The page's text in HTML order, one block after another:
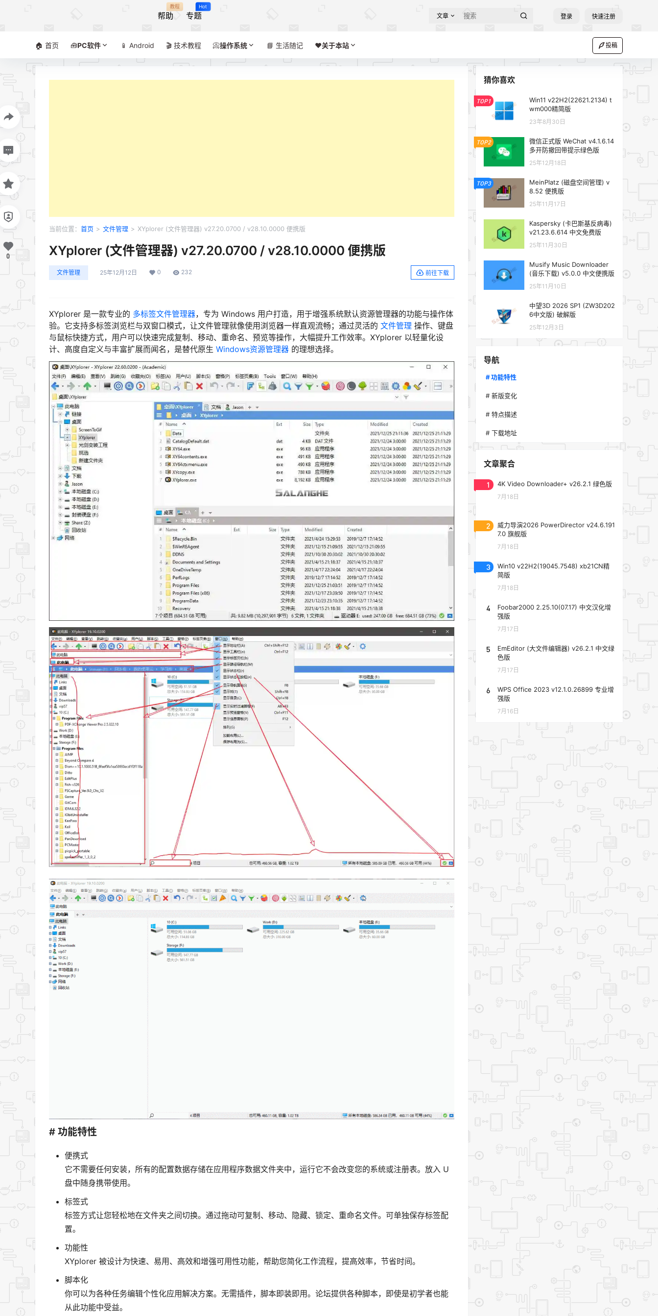
帮助
教程
专题
Hot
文章 登录 快速注册
🏠 首页 🧰PC软件 📱 Android 🎬 技术教程 📀操作系统 📘 生活随记 ❤️‍关于本站 投稿
当前位置： 首页 > 文件管理 > XYplorer (文件管理器) v27.20.0700 / v28.10.0000 便携版
XYplorer (文件管理器) v27.20.0700 / v28.10.0000 便携版
文件管理 25年12月12日 0 232 前往下载
XYplorer 是一款专业的 多标签文件管理器，专为 Windows 用户打造，用于增强系统默认资源管理器的功能与操作体
验。它支持多标签浏览栏与双窗口模式，让文件管理就像使用浏览器一样直观流畅；通过灵活的 文件管理 操作、键盘
与鼠标快捷方式，用户可以快速完成复制、移动、重命名、预览等操作，大幅提升工作效率。XYplorer 以轻量化设
计、高度自定义与丰富扩展而闻名，是替代原生 Windows资源管理器 的理想选择。
# 功能特性
便携式
它不需要任何安装，所有的配置数据存储在应用程序数据文件夹中，运行它不会改变您的系统或注册表。放入 U
盘中随身携带使用。
标签式
标签方式让您轻松地在文件夹之间切换。通过拖动可复制、移动、隐藏、锁定、重命名文件。可单独保存标签配
置。
功能性
XYplorer 被设计为快速、易用、高效和增强可用性功能，帮助您简化工作流程，提高效率，节省时间。
脚本化
你可以为各种任务编辑个性化应用解决方案。无需插件，脚本即装即用。论坛提供各种脚本，即使是初学者也能
从此功能中受益。
0
猜你喜欢
TOP1
Win11 v22H2(22621.2134) t
wm000精简版
23年8月30日
TOP2
微信正式版 WeChat v4.1.6.14
多开防撤回带提示绿色版
25年12月18日
TOP3
MeinPlatz (磁盘空间管理) v
8.52 便携版
25年11月17日
Kaspersky (卡巴斯基反病毒)
v21.23.6.614 中文免费版
25年11月30日
Musify Music Downloader
(音乐下载) v5.0.0 中文便携版
25年11月10日
中望3D 2026 SP1 (ZW3D202
6中文版) 破解版
25年12月3日
导航
# 功能特性
# 新版变化
# 特点描述
# 下载地址
文章聚合
1 4K Video Downloader+ v26.2.1 绿色版
7月18日
2
威力导演2026 PowerDirector v24.6.191
7.0 旗舰版
7月18日
3
Win10 v22H2(19045.7548) xb21CN精
简版
7月18日
4
Foobar2000 2.25.10(07.17) 中文汉化增
强版
7月17日
5
EmEditor (大文件编辑器) v26.2.1 中文绿
色版
7月17日
6
WPS Office 2023 v12.1.0.26899 专业增
强版
7月16日